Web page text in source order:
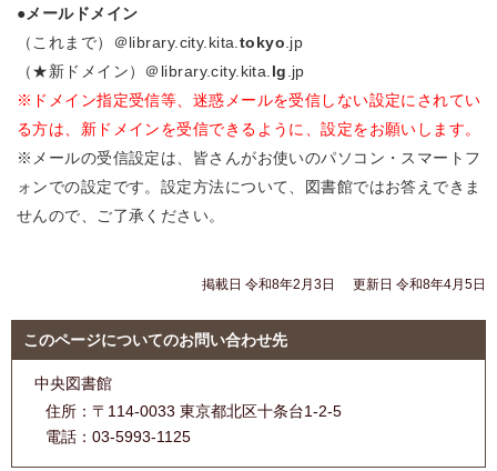
●メールドメイン
（これまで）＠library.city.kita. tokyo .jp
（★新ドメイン）＠library.city.kita. lg .jp
※ドメイン指定受信等、迷惑メールを受信しない設定にされてい
る方は、新ドメインを受信できるように、設定をお願いします。
※メールの受信設定は、皆さんがお使いのパソコン・スマートフ
ォンでの設定です。設定方法について、図書館ではお答えできま
せんので、ご了承ください。
掲載日 令和8年2月3日 更新日 令和8年4月5日
このページについてのお問い合わせ先
中央図書館
住所： 〒114-0033 東京都北区十条台1-2-5
電話： 03-5993-1125